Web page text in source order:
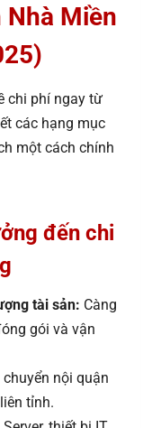
Nhà Miền
chi phí ngay từ
các hạng mục
một cách chính
đến chi
tài sản: Càng
gói và vận
chuyển nội quận
tỉnh.